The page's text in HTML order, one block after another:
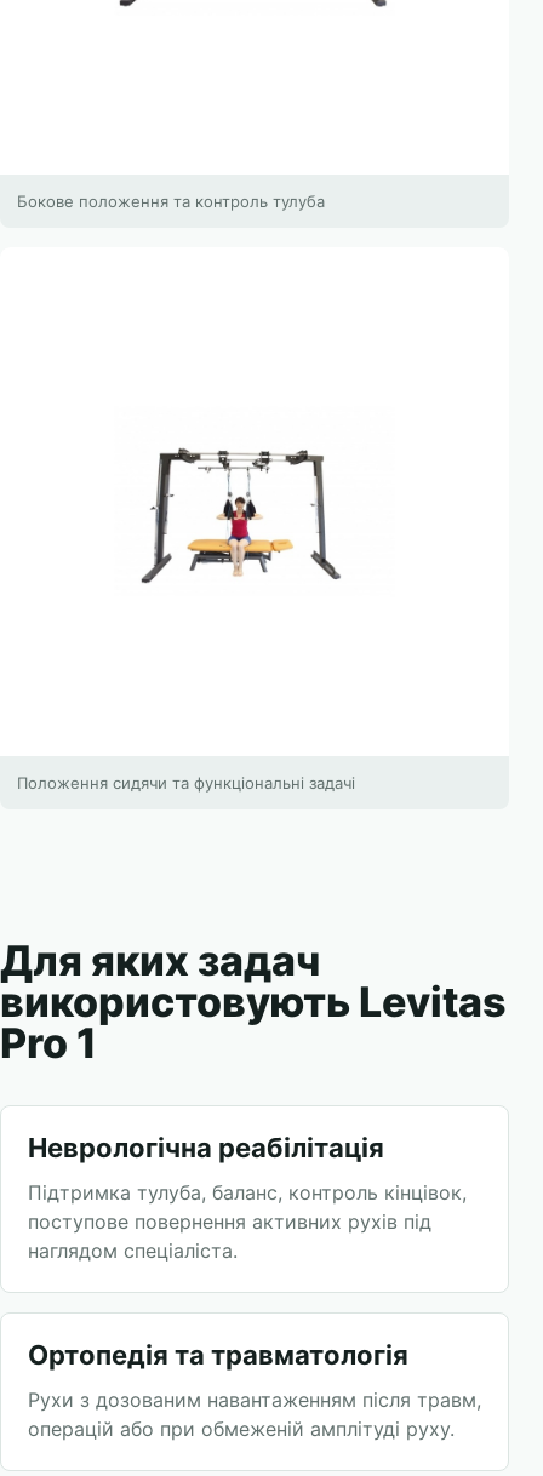
Бокове положення та контроль тулуба
Положення сидячи та функціональні задачі
Для яких задач
використовують Levitas
Pro 1
Неврологічна реабілітація
Підтримка тулуба, баланс, контроль кінцівок,
поступове повернення активних рухів під
наглядом спеціаліста.
Ортопедія та травматологія
Рухи з дозованим навантаженням після травм,
операцій або при обмеженій амплітуді руху.